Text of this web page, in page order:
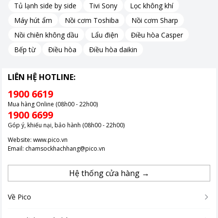
Tủ lạnh side by side
Tivi Sony
Lọc không khí
Máy hút ẩm
Nồi cơm Toshiba
Nồi cơm Sharp
Nồi chiên không dầu
Lẩu điện
Điều hòa Casper
Bếp từ
Điều hòa Điều hòa daikin
LIÊN HỆ HOTLINE:
1900 6619
Mua hàng Online (08h00 - 22h00)
1900 6699
Góp ý, khiếu nại, bảo hành (08h00 - 22h00)
Website: www.pico.vn
Email: chamsockhachhang@pico.vn
Hệ thống cửa hàng →
Về Pico